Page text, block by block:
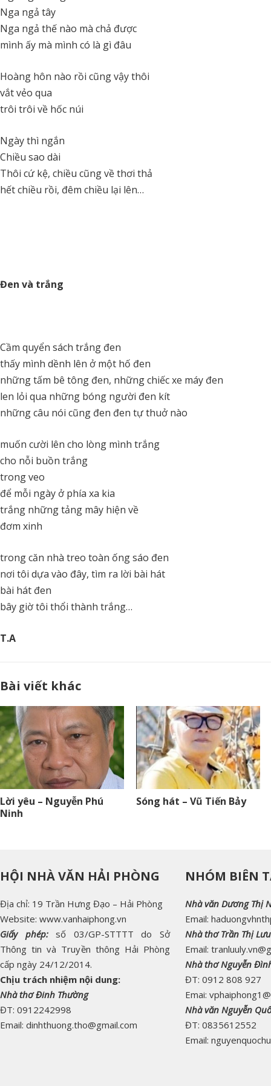
Nga ngả tây
Nga ngả thế nào mà chả được
mình ấy mà mình có là gì đâu
Hoàng hôn nào rồi cũng vậy thôi
vắt vẻo qua
trôi trôi về hốc núi
Ngày thì ngắn
Chiều sao dài
Thôi cứ kệ, chiều cũng về thơi thả
hết chiều rồi, đêm chiều lại lên…
Đen và trắng
Cầm quyển sách trắng đen
thấy mình dềnh lên ở một hố đen
những tấm bê tông đen, những chiếc xe máy đen
len lỏi qua những bóng người đen kít
những câu nói cũng đen đen tự thuở nào
muốn cười lên cho lòng mình trắng
cho nỗi buồn trắng
trong veo
để mỗi ngày ở phía xa kia
trắng những tảng mây hiện về
đơm xinh
trong căn nhà treo toàn ống sáo đen
nơi tôi dựa vào đây, tìm ra lời bài hát
bài hát đen
bây giờ tôi thổi thành trắng…
T.A
Bài viết khác
Lời yêu – Nguyễn Phú
Ninh
Sóng hát – Vũ Tiến Bảy
HỘI NHÀ VĂN HẢI PHÒNG
Địa chỉ: 19 Trần Hưng Đạo – Hải Phòng
Website: www.vanhaiphong.vn
Giấy phép:
số 03/GP-STTTT do Sở
Thông tin và Truyền thông Hải Phòng
cấp ngày 24/12/2014.
Chịu trách nhiệm nội dung:
Nhà thơ Đinh Thường
ĐT: 0912242998
Email: dinhthuong.tho@gmail.com
NHÓM BIÊN
Nhà văn Dương Thị
Email:
Nhà thơ Trần Thị
Email:
Nhà thơ Nguyễn
ĐT: 0912 808 927
Emai:
Nhà văn Nguyễn
ĐT: 0835612552
Email: